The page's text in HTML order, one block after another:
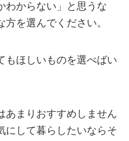
わからない」と思うな
を選んでください。
もほしいものを選べばい
あまりおすすめしません
にして暮らしたいならそ